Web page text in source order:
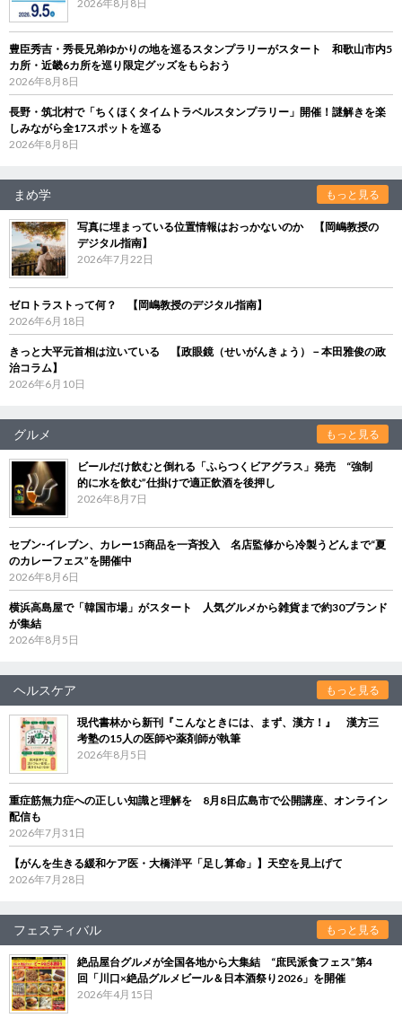
2026年8月8日
豊臣秀吉・秀長兄弟ゆかりの地を巡るスタンプラリーがスタート 和歌山市内5
カ所・近畿6カ所を巡り限定グッズをもらおう
2026年8月8日
長野・筑北村で「ちくほくタイムトラベルスタンプラリー」開催！謎解きを楽
しみながら全17スポットを巡る
2026年8月8日
まめ学 もっと見る
写真に埋まっている位置情報はおっかないのか 【岡嶋教授の
デジタル指南】
2026年7月22日
ゼロトラストって何？ 【岡嶋教授のデジタル指南】
2026年6月18日
きっと大平元首相は泣いている 【政眼鏡（せいがんきょう）－本田雅俊の政
治コラム】
2026年6月10日
グルメ もっと見る
ビールだけ飲むと倒れる「ふらつくビアグラス」発売 “強制
的に水を飲む”仕掛けで適正飲酒を後押し
2026年8月7日
セブン‐イレブン、カレー15商品を一斉投入 名店監修から冷製うどんまで“夏
のカレーフェス”を開催中
2026年8月6日
横浜高島屋で「韓国市場」がスタート 人気グルメから雑貨まで約30ブランド
が集結
2026年8月5日
ヘルスケア もっと見る
現代書林から新刊『こんなときには、まず、漢方！』 漢方三
考塾の15人の医師や薬剤師が執筆
2026年8月5日
重症筋無力症への正しい知識と理解を 8月8日広島市で公開講座、オンライン
配信も
2026年7月31日
【がんを生きる緩和ケア医・大橋洋平「足し算命」】天空を見上げて
2026年7月28日
フェスティバル もっと見る
絶品屋台グルメが全国各地から大集結 “庶民派食フェス”第4
回「川口×絶品グルメビール＆日本酒祭り2026」を開催
2026年4月15日